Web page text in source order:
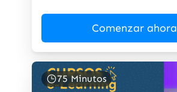
Comenzar ahora
75 Minutos